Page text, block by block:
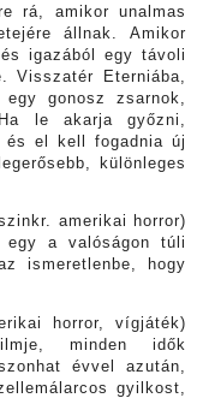
rá, amikor unalmas
állnak. Amikor
igazából egy távoli
Visszatér Eterniába,
gonosz zsarnok,
le akarja győzni,
és el kell fogadnia új
különleges
amerikai horror)
egy a valóságon túli
ismeretlenbe, hogy
horror, vígjáték)
minden idők
évvel azután,
gyilkost,